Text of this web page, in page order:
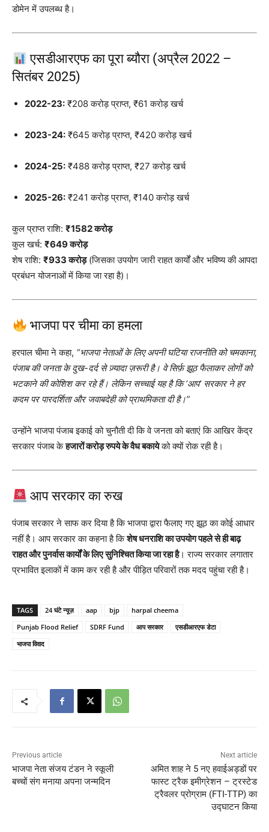
डोमेन में उपलब्ध है।
एसडीआरएफ का पूरा ब्यौरा (अप्रैल 2022 –
सितंबर 2025)
2022-23: ₹208 करोड़ प्राप्त, ₹61 करोड़ खर्च
2023-24: ₹645 करोड़ प्राप्त, ₹420 करोड़ खर्च
2024-25: ₹488 करोड़ प्राप्त, ₹27 करोड़ खर्च
2025-26: ₹241 करोड़ प्राप्त, ₹140 करोड़ खर्च
कुल प्राप्त राशि: ₹1582 करोड़
कुल खर्च: ₹649 करोड़
शेष राशि: ₹933 करोड़(जिसका उपयोग जारी राहत कार्यों और भविष्य की आपदा
प्रबंधन योजनाओं में किया जा रहा है)।
भाजपा पर चीमा का हमला
हरपाल चीमा ने कहा, “भाजपा नेताओं के लिए अपनी घटिया राजनीति को चमकाना,
पंजाब की जनता के दुख-दर्द से ज़्यादा ज़रूरी है। वे सिर्फ़ झूठ फैलाकर लोगों को
भटकाने की कोशिश कर रहे हैं। लेकिन सच्चाई यह है कि ‘आप’ सरकार ने हर
कदम पर पारदर्शिता और जवाबदेही को प्राथमिकता दी है।”
उन्होंने भाजपा पंजाब इकाई को चुनौती दी कि वे जनता को बताएं कि आखिर केंद्र
सरकार पंजाब केहजारों करोड़ रुपये के वैध बकायेको क्यों रोक रही है।
आप सरकार का रुख
पंजाब सरकार ने साफ कर दिया है कि भाजपा द्वारा फैलाए गए झूठ का कोई आधार
नहीं है। आप सरकार का कहना है किशेष धनराशि का उपयोग पहले से ही बाढ़
राहत और पुनर्वास कार्यों के लिए सुनिश्चित किया जा रहा है। राज्य सरकार लगातार
प्रभावित इलाकों में काम कर रही है और पीड़ित परिवारों तक मदद पहुंचा रही है।
TAGS 24 घंटे न्यूज़ aap bjp
harpal cheema
Punjab Flood Relief
SDRF Fund आप सरकार
एसडीआरएफ डेटा
भाजपा विवाद
Previous article
भाजपा नेता संजय टंडन ने स्कूली
बच्चों संग मनाया अपना जन्मदिन
Next article
अमित शाह ने 5 नए हवाईअड्डों पर
फास्ट ट्रैक इमीग्रेशन – ट्रस्टेड
ट्रैवलर प्रोग्राम (FTI-TTP) का
उद्घाटन किया